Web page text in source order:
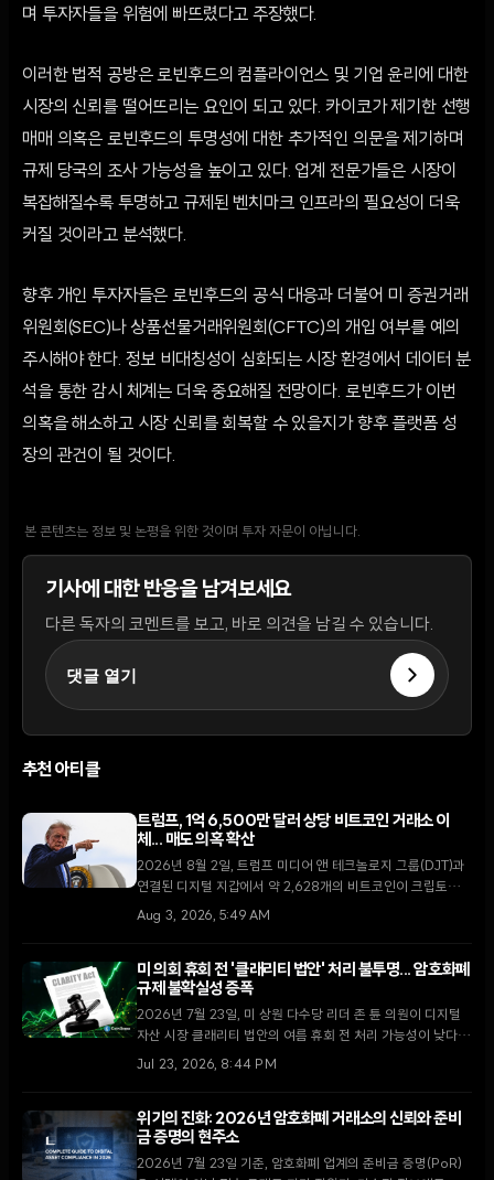
며 투자자들을 위험에 빠뜨렸다고 주장했다.
이러한 법적 공방은 로빈후드의 컴플라이언스 및 기업 윤리에 대한
시장의 신뢰를 떨어뜨리는 요인이 되고 있다. 카이코가 제기한 선행
매매 의혹은 로빈후드의 투명성에 대한 추가적인 의문을 제기하며
규제 당국의 조사 가능성을 높이고 있다. 업계 전문가들은 시장이
복잡해질수록 투명하고 규제된 벤치마크 인프라의 필요성이 더욱
커질 것이라고 분석했다.
향후 개인 투자자들은 로빈후드의 공식 대응과 더불어 미 증권거래
위원회(SEC)나 상품선물거래위원회(CFTC)의 개입 여부를 예의
주시해야 한다. 정보 비대칭성이 심화되는 시장 환경에서 데이터 분
석을 통한 감시 체계는 더욱 중요해질 전망이다. 로빈후드가 이번
의혹을 해소하고 시장 신뢰를 회복할 수 있을지가 향후 플랫폼 성
장의 관건이 될 것이다.
본 콘텐츠는 정보 및 논평을 위한 것이며 투자 자문이 아닙니다.
기사에 대한 반응을 남겨보세요
다른 독자의 코멘트를 보고, 바로 의견을 남길 수 있습니다.
댓글 열기
추천 아티클
트럼프, 1억 6,500만 달러 상당 비트코인 거래소 이
체... 매도 의혹 확산
2026년 8월 2일, 트럼프 미디어 앤 테크놀로지 그룹(DJT)과
연결된 디지털 지갑에서 약 2,628개의 비트코인이 크립토닷컴
거래소로 이동했다. 막대한 운영 손실을 기록 중인 가운데 이번
Aug 3, 2026, 5:49 AM
미 의회 휴회 전 '클래리티 법안' 처리 불투명... 암호화폐
규제 불확실성 증폭
2026년 7월 23일, 미 상원 다수당 리더 존 튠 의원이 디지털
자산 시장 클래리티 법안의 여름 휴회 전 처리 가능성이 낮다고
밝혔다. 최근 윤리 조항 합의로 고조되었던 입법 기대감이 의회
Jul 23, 2026, 8:44 PM
위기의 진화: 2026년 암호화폐 거래소의 신뢰와 준비
금 증명의 현주소
2026년 7월 23일 기준, 암호화폐 업계의 준비금 증명(PoR)